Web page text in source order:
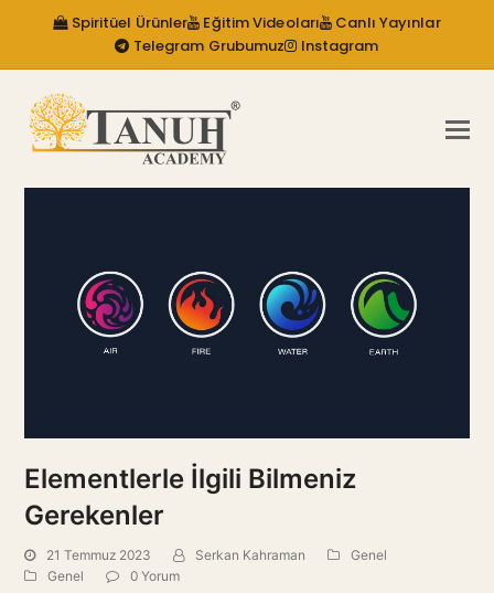
Spiritüel Ürünler Eğitim Videoları
Canlı Yayınlar
Telegram Grubumuz
Instagram
Elementlerle İlgili Bilmeniz
Gerekenler
21 Temmuz 2023 Serkan Kahraman
Genel
Genel
0 Yorum